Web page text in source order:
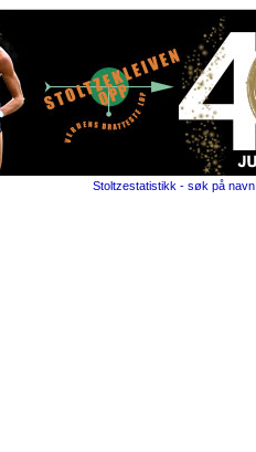
Stoltzestatistikk - søk på navn